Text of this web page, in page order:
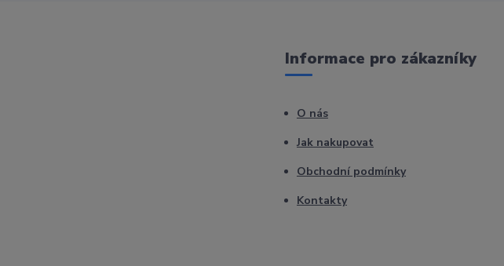
Informace pro zákazníky
O nás
Jak nakupovat
Obchodní podmínky
Kontakty